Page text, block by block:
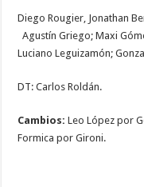
Diego Rougier, Jonathan
Agustín Griego; Maxi
Luciano Leguizamón;
DT: Carlos Roldán.
Cambios:Leo López por
Formica por Gironi.